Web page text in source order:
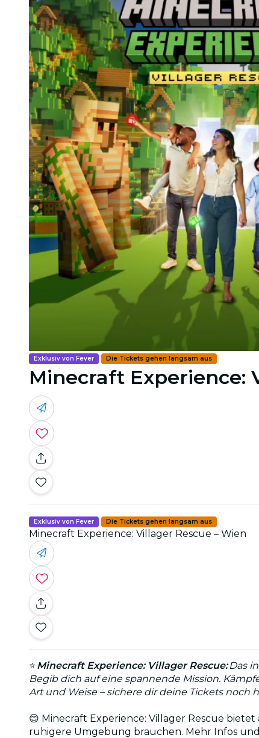
Exklusiv von Fever Die Tickets gehen langsam aus
Minecraft Experience:
Exklusiv von Fever Die Tickets gehen langsam aus
Minecraft Experience: Villager Rescue – Wien
⭐ Minecraft Experience: Villager Rescue:Das
Begib dich auf eine spannende Mission.
Art und Weise – sichere dir deine Tickets noch
😊 Minecraft Experience: Villager Rescue
ruhigere Umgebung brauchen. Mehr Infos